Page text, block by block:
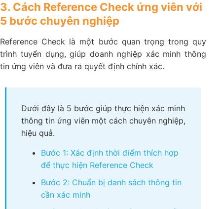
3. Cách Reference Check ứng viên với
5 bước chuyên nghiệp
Reference Check là một bước quan trọng trong quy
trình tuyển dụng, giúp doanh nghiệp xác minh thông
tin ứng viên và đưa ra quyết định chính xác.
Dưới đây là 5 bước giúp thực hiện xác minh
thông tin ứng viên​ một cách chuyên nghiệp,
hiệu quả.
Bước 1: Xác định thời điểm thích hợp
để thực hiện Reference Check
Bước 2: Chuẩn bị danh sách thông tin
cần xác minh